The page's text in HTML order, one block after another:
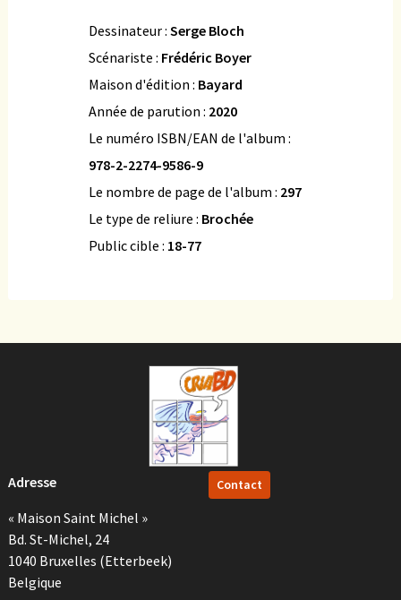
Dessinateur : Serge Bloch
Scénariste : Frédéric Boyer
Maison d'édition : Bayard
Année de parution : 2020
Le numéro ISBN/EAN de l'album :
978-2-2274-9586-9
Le nombre de page de l'album : 297
Le type de reliure : Brochée
Public cible : 18-77
Adresse
« Maison Saint Michel »
Bd. St-Michel, 24
1040 Bruxelles (Etterbeek)
Belgique
Contact